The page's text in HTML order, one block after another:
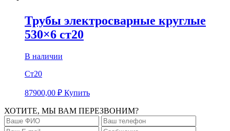
Трубы электросварные круглые
530×6 ст20
В наличии
Ст20
87900,00 ₽ Купить
ХОТИТЕ, МЫ ВАМ ПЕРЕЗВОНИМ?